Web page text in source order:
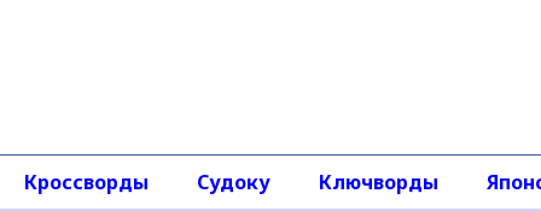
Кроссворды Судоку Ключворды